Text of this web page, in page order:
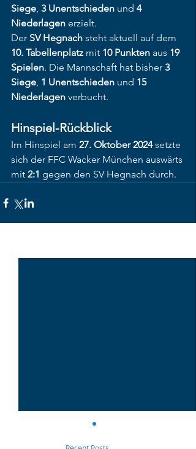
Siege, 3 Unentschieden und 4
Niederlagen erzielt.​
Der SV Hegnach steht aktuell auf dem
10. Tabellenplatz mit 10 Punkten aus 19
Spielen. Die Mannschaft hat bisher 3
Siege, 1 Unentschieden und 15
Niederlagen verbucht.​
Hinspiel-Rückblick
Im Hinspiel am 27. Oktober 2024 setzte
sich der FFC Wacker München auswärts
mit 2:1 gegen den SV Hegnach durch.